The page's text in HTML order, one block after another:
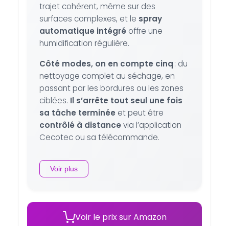
trajet cohérent, même sur des
surfaces complexes, et le spray
automatique intégré offre une
humidification régulière.
Côté modes, on en compte cinq: du
nettoyage complet au séchage, en
passant par les bordures ou les zones
ciblées. Il s’arrête tout seul une fois
sa tâche terminée et peut être
contrôlé à distancevia l’application
Cecotec ou sa télécommande.
Voir plus
Voir le prix sur Amazon